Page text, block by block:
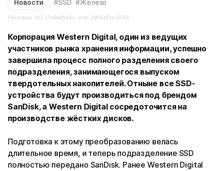
Новости #SSD #Железо
Реклама. АО «ТаймВэб». erid: 2W5zFJpoRXN
Корпорация Western Digital, один из ведущих
участников рынка хранения информации, успешно
завершила процесс полного разделения своего
подразделения, занимающегося выпуском
твердотельных накопителей. Отныне все SSD-
устройства будут производиться под брендом
SanDisk, а Western Digital сосредоточится на
производстве жёстких дисков.
Подготовка к этому преобразованию велась
длительное время, и теперь подразделение SSD
полностью передано SanDisk. Ранее Western Digital